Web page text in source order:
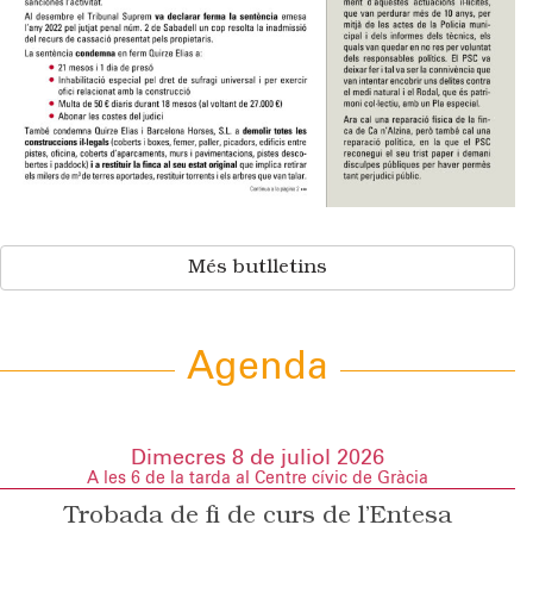
Més butlletins
Agenda
Dimecres 8 de juliol 2026
A les 6 de la tarda al Centre cívic de Gràcia
Trobada de fi de curs de l’Entesa